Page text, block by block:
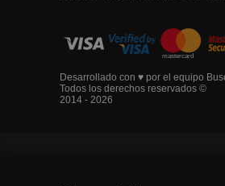
Desarrollado con ♥ por el equipo
Todos los derechos reservados ©
2014 - 2026